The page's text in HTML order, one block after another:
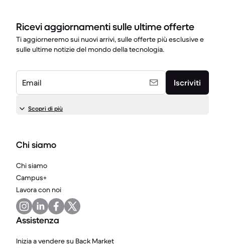
Ricevi aggiornamenti sulle ultime offerte
Ti aggiorneremo sui nuovi arrivi, sulle offerte più esclusive e
sulle ultime notizie del mondo della tecnologia.
Email Iscriviti
Scopri di più
Chi siamo
Chi siamo
Campus+
Lavora con noi
Assistenza
Inizia a vendere su Back Market